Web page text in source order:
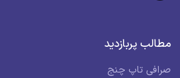
مطالب پربازدید
صرافی تاپ چنج